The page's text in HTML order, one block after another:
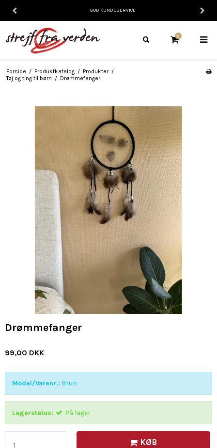
GOD KUNDESERVICE
0
Forside / Produktkatalog / Produkter /
Tøj og ting til børn / Drømmefanger
Drømmefanger
99,00 DKK
Model/Varenr.: Brun
Lagerstatus: På lager
KØB